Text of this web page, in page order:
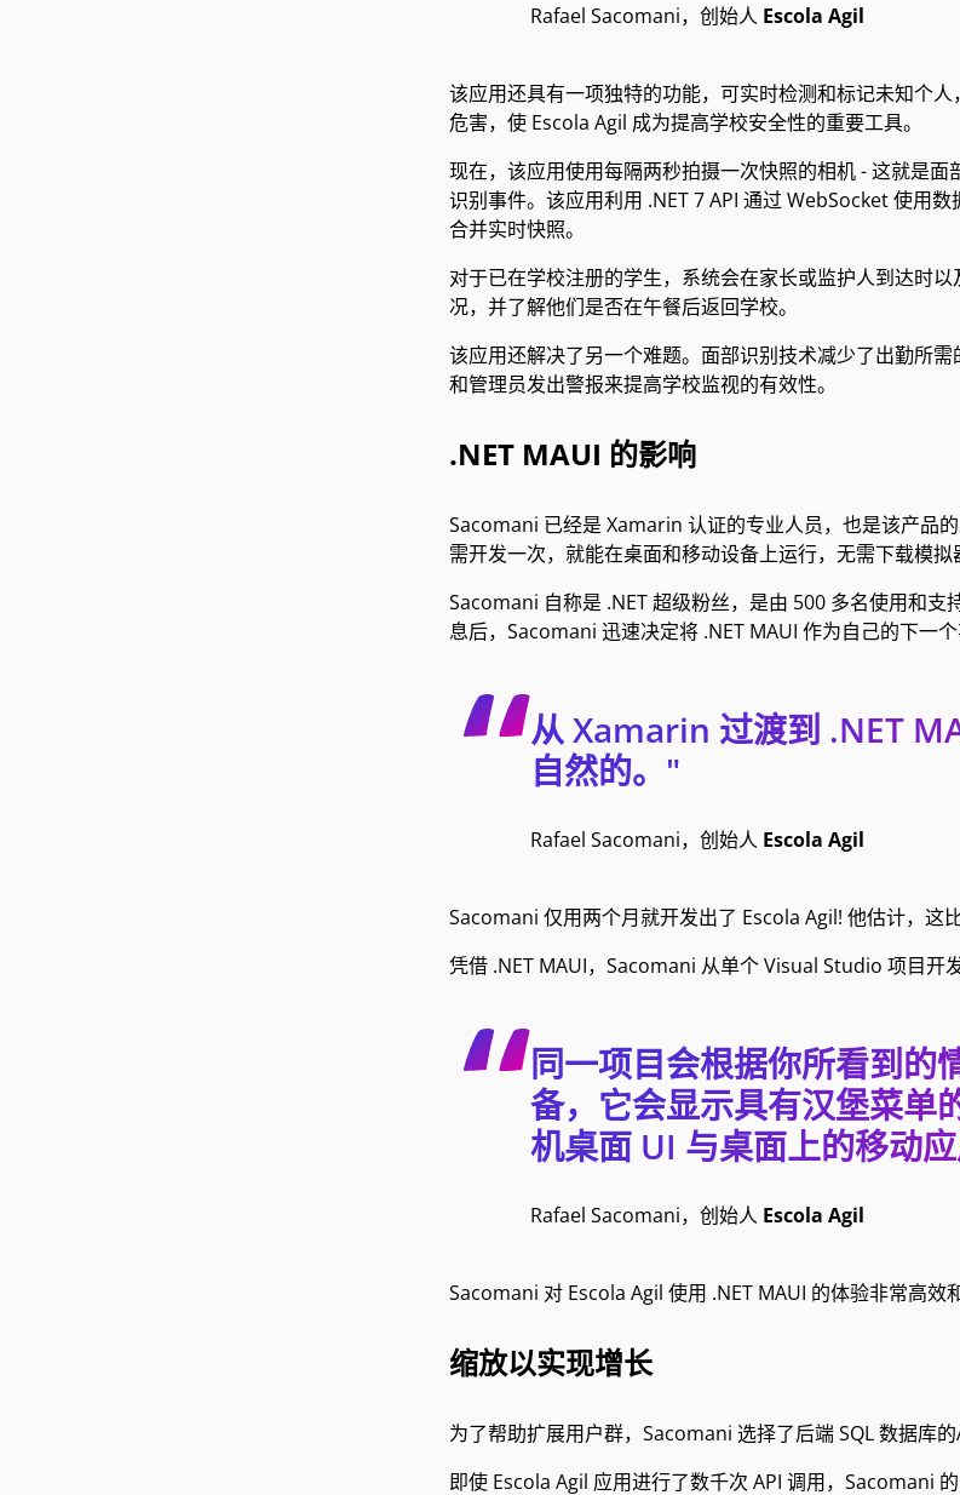
Rafael Sacomani，创始人 Escola Agil
该应用还具有一项独特的功能，可实时检测和标记未知个
危害，使 Escola Agil 成为提高学校安全性的重要工具。
现在，该应用使用每隔两秒拍摄一次快照的相机 - 这就是
识别事件。该应用利用 .NET 7 API 通过 WebSocket 使用
合并实时快照。
对于已在学校注册的学生，系统会在家长或监护人到达时
况，并了解他们是否在午餐后返回学校。
该应用还解决了另一个难题。面部识别技术减少了出勤所
和管理员发出警报来提高学校监视的有效性。
.NET MAUI 的影响
Sacomani 已经是 Xamarin 认证的专业人员，也是该产品
需开发一次，就能在桌面和移动设备上运行，无需下载模
Sacomani 自称是 .NET 超级粉丝，是由 500 多名使用和
息后，Sacomani 迅速决定将 .NET MAUI 作为自己的下一个
从 Xamarin 过渡到 .NET
自然的。"
Rafael Sacomani，创始人 Escola Agil
Sacomani 仅用两个月就开发出了 Escola Agil! 他估计，这
凭借 .NET MAUI，Sacomani 从单个 Visual Studio 项目开
同一项目会根据你所看到的
备，它会显示具有汉堡菜单
机桌面 UI 与桌面上的移动
Rafael Sacomani，创始人 Escola Agil
Sacomani 对 Escola Agil 使用 .NET MAUI 的体验非常高效
缩放以实现增长
为了帮助扩展用户群，Sacomani 选择了后端 SQL 数据库
即使 Escola Agil 应用进行了数千次 API 调用，Sacomani